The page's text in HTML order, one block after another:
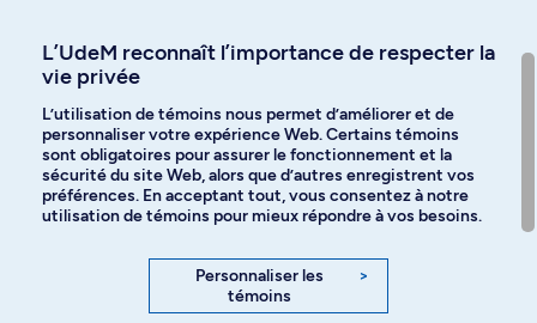
Langues
Facebook Instagram
YouTube
L’UdeM reconnaît l’importance de respecter la
vie privée
L’utilisation de témoins nous permet d’améliorer et de
personnaliser votre expérience Web. Certains témoins
sont obligatoires pour assurer le fonctionnement et la
sécurité du site Web, alors que d’autres enregistrent vos
préférences. En acceptant tout, vous consentez à notre
utilisation de témoins pour mieux répondre à vos besoins.
Personnaliser les
témoins
>